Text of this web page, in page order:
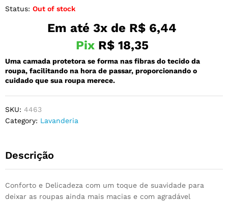
Status: Out of stock
Em até 3x de R$ 6,44
Pix R$18,35
Uma camada protetora se forma nas fibras do tecido da
roupa, facilitando na hora de passar, proporcionando o
cuidado que sua roupa merece.
SKU: 4463
Category: Lavanderia
Descrição
Conforto e Delicadeza com um toque de suavidade para
deixar as roupas ainda mais macias e com agradável